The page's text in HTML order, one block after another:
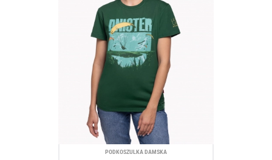
PODKOSZULKA DAMSKA